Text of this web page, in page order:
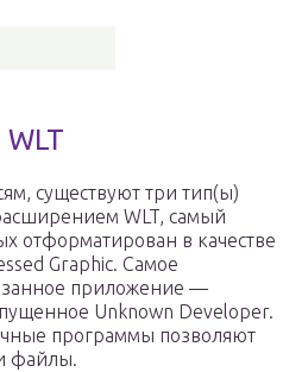
существуют три тип(ы)
WLT, самый
отформатирован в качестве
Graphic. Самое
приложение —
Unknown Developer.
программы позволяют
файлы.